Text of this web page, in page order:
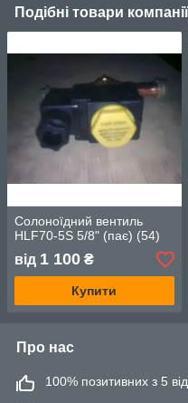
Подібні товари компанії
Солоноїдний вентиль
HLF70-5S 5/8" (пає) (54)
від 1 100 ₴
Купити
Про нас
100% позитивних з 5